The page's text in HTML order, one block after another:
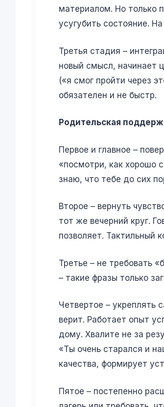
материалом. Но только
усугубить состояние.
Третья стадия –
новый смысл, начинает
(«я смог пройти через
обязателен и не быстр.
Родительская
Первое и главное –
«посмотри, как хорошо
знаю, что тебе до сих
Второе – вернуть
тот же вечерний круг.
позволяет. Тактильный
Третье – не требовать
– такие фразы только
Четвертое – укреплять
верит. Работает опыт
дому. Хвалите не за
«Ты очень старался и
качества, формирует
Пятое – постепенно